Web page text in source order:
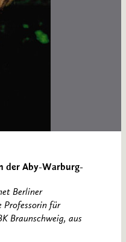
der Aby-Warburg-
Berliner
Professorin für
Braunschweig, aus